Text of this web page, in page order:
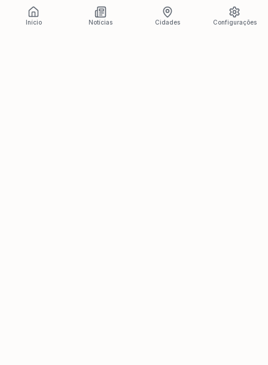
Início Notícias Cidades Configurações